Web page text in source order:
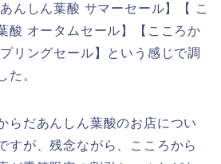
んしん葉酸 サマーセール】【 こ
酸 オータムセール】【こころか
リングセール】という感じで調
た。
らだあんしん葉酸のお店につい
すが、残念ながら、こころから